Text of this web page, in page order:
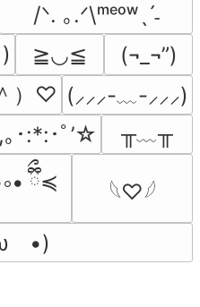
/ᐠ. ｡.ᐟ\ᵐᵉᵒʷˎˊ˗
≧◡≦
(¬_¬”)
）♡ (⸝⸝⸝-﹏-⸝⸝⸝)
･:*:･ﾟ’☆
╥﹏╥
ྀིྀ≼
𓆩♡𓆪
　•)